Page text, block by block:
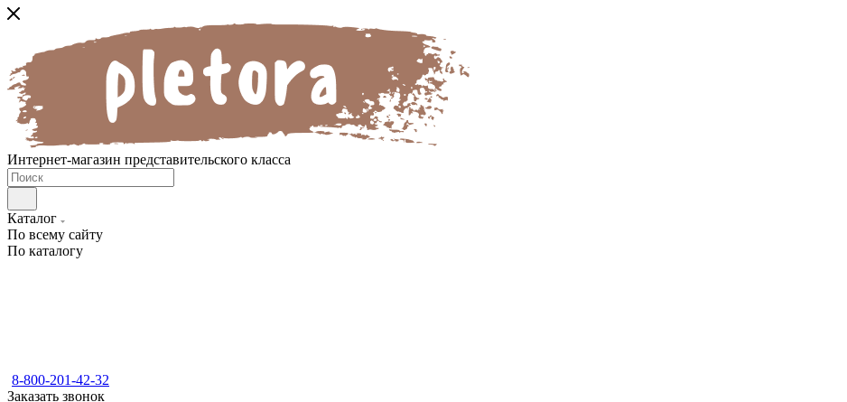
Интернет-магазин представительского класса
Каталог
По всему сайту
По каталогу
8-800-201-42-32
Заказать звонок